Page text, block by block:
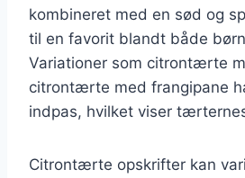
kombineret med en sød og
til en favorit blandt både
Variationer som citrontærte
citrontærte med frangipane
indpas, hvilket viser
Citrontærte opskrifter kan